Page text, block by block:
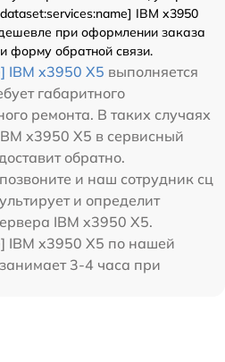
IBM x3950
при оформлении заказа
форму обратной связи.
IBM x3950 X5 выполняется
габаритного
ремонта. В таких случаях
x3950 X5 в сервисный
обратно.
и наш сотрудник сц
и определит
IBM x3950 X5.
IBM x3950 X5 по нашей
3-4 часа при